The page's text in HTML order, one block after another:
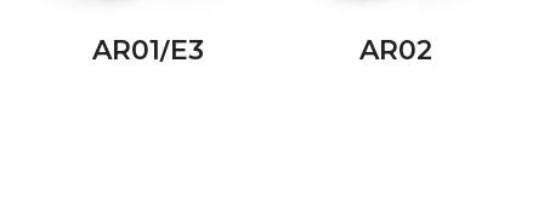
AR01/E3 AR02